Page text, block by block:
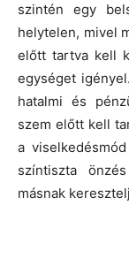
szintén egy
helytelen, mivel
előtt tartva kell
egységet
hatalmi és
szem előtt kell
a
színtiszta
másnak